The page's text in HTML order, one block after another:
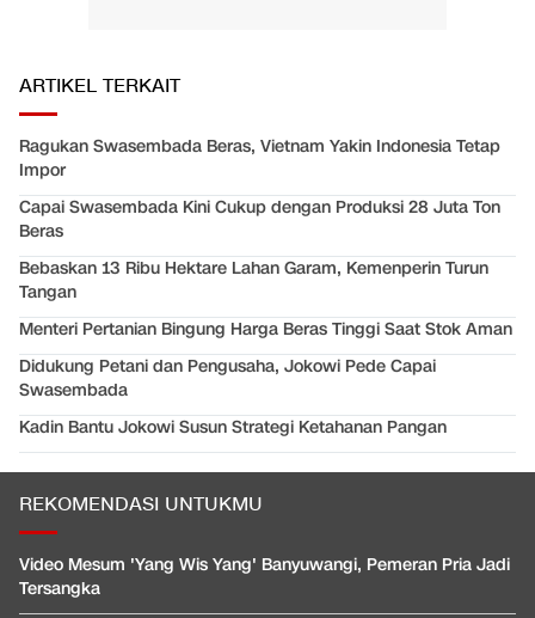
ARTIKEL TERKAIT
Ragukan Swasembada Beras, Vietnam Yakin Indonesia Tetap
Impor
Capai Swasembada Kini Cukup dengan Produksi 28 Juta Ton
Beras
Bebaskan 13 Ribu Hektare Lahan Garam, Kemenperin Turun
Tangan
Menteri Pertanian Bingung Harga Beras Tinggi Saat Stok Aman
Didukung Petani dan Pengusaha, Jokowi Pede Capai
Swasembada
Kadin Bantu Jokowi Susun Strategi Ketahanan Pangan
REKOMENDASI UNTUKMU
Video Mesum 'Yang Wis Yang' Banyuwangi, Pemeran Pria Jadi
Tersangka